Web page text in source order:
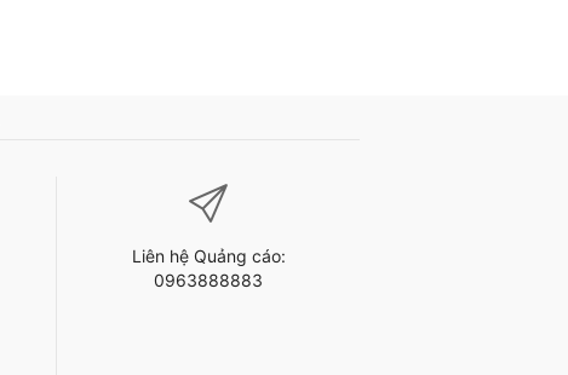
Liên hệ Quảng cáo:
0963888883